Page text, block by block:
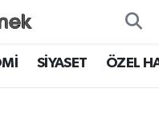
SİYASET ÖZEL